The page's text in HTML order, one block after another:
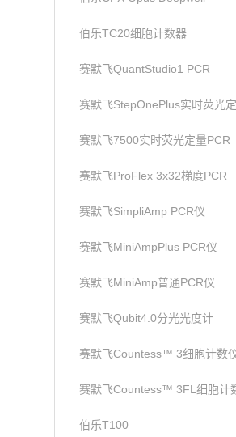
伯乐TC20细胞计数器
赛默飞QuantStudio1 PCR
赛默飞StepOnePlus实时荧光
赛默飞7500实时荧光定量PCR
赛默飞ProFlex 3x32梯度PCR
赛默飞SimpliAmp PCR仪
赛默飞MiniAmpPlus PCR仪
赛默飞MiniAmp普通PCR仪
赛默飞Qubit4.0分光光度计
赛默飞Countess™ 3细胞计数
赛默飞Countess™ 3FL细胞计
伯乐T100